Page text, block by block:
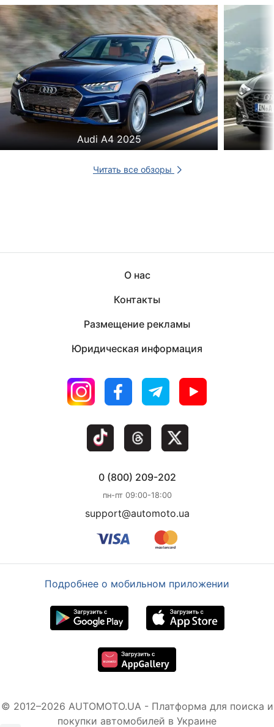
Audi A4 2025
Читать все обзоры
О нас
Контакты
Размещение рекламы
Юридическая информация
0 (800) 209-202
пн-пт 09:00-18:00
support@automoto.ua
Подробнее о мобильном приложении
© 2012–2026 AUTOMOTO.UA - Платформа для поиска и
покупки автомобилей в Украине